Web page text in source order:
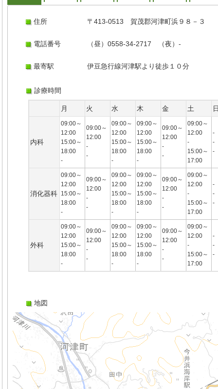
住所 〒413-0513 賀茂郡河津町浜９８－３
電話番号 （昼）0558-34-2717 （夜）-
最寄駅 伊豆急行線河津駅より徒歩１０分
診療時間
月 火 水 木 金 土
内科
09:00～
12:00
15:00～
18:00
-
09:00～
12:00
-
-
09:00～
12:00
15:00～
18:00
-
09:00～
12:00
15:00～
18:00
-
09:00～
12:00
-
-
09:00～
12:00
-
15:00～
17:00
-
-
-
消化器科
09:00～
12:00
15:00～
18:00
-
09:00～
12:00
-
-
09:00～
12:00
15:00～
18:00
-
09:00～
12:00
15:00～
18:00
-
09:00～
12:00
-
-
09:00～
12:00
-
15:00～
17:00
-
-
-
外科
09:00～
12:00
15:00～
18:00
-
09:00～
12:00
-
-
09:00～
12:00
15:00～
18:00
-
09:00～
12:00
15:00～
18:00
-
09:00～
12:00
-
-
09:00～
12:00
-
15:00～
17:00
-
-
-
地図